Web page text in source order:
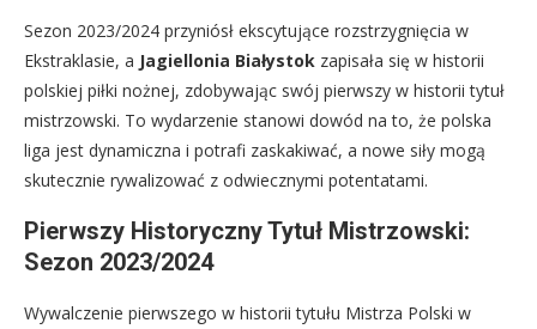
Sezon 2023/2024 przyniósł ekscytujące rozstrzygnięcia w
Ekstraklasie, a Jagiellonia Białystok zapisała się w historii
polskiej piłki nożnej, zdobywając swój pierwszy w historii tytuł
mistrzowski. To wydarzenie stanowi dowód na to, że polska
liga jest dynamiczna i potrafi zaskakiwać, a nowe siły mogą
skutecznie rywalizować z odwiecznymi potentatami.
Pierwszy Historyczny Tytuł Mistrzowski:
Sezon 2023/2024
Wywalczenie pierwszego w historii tytułu Mistrza Polski w